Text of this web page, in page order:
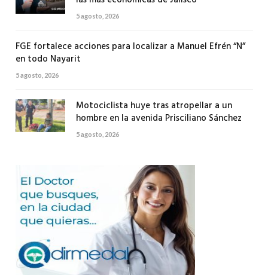
5 agosto, 2026
FGE fortalece acciones para localizar a Manuel Efrén “N”
en todo Nayarit
5 agosto, 2026
Motociclista huye tras atropellar a un
hombre en la avenida Prisciliano Sánchez
5 agosto, 2026